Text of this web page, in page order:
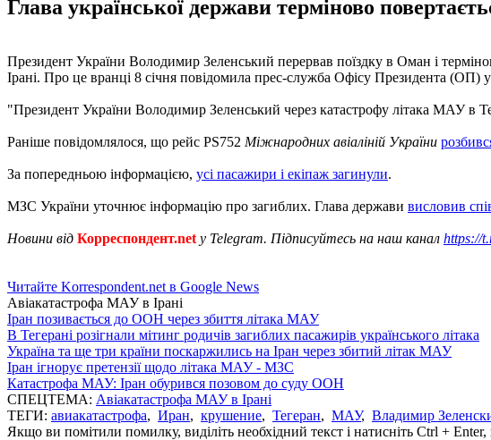
Глава української держави терміново
Президент України Володимир Зеленський перервав поїздку в Оман і
Ірані. Про це вранці 8 січня повідомила прес-служба Офісу Президента (ОП)
"Президент України Володимир Зеленський через катастрофу літака МАУ в
Раніше повідомлялося, що рейс PS752 Міжнародних авіаліній України
За попередньою інформацією, усі пасажири і екіпаж загинули.
МЗС України уточнює інформацію про загиблих. Глава держави висловив
Новини від Корреспондент.net у Telegram. Підписуйтесь на наш канал https://
Читайте Korrespondent.net в Google News
Авіакатастрофа МАУ в Ірані
Іран позивається до ООН через збиття літака МАУ
В Тегерані розігнали мітинг родичів загиблих пасажирів українського літака
Україна та ще три країни поскаржились на Іран через збитий літак МАУ
Іран ігнорує претензії щодо літака МАУ - МЗС
Катастрофа МАУ: Іран обурився позовом до суду ООН
СПЕЦТЕМА: Авіакатастрофа МАУ в Ірані
ТЕГИ: авиакатастрофа, Иран, крушение, Тегеран, МАУ, Владимир
Якщо ви помітили помилку, виділіть необхідний текст і натисніть Ctrl +